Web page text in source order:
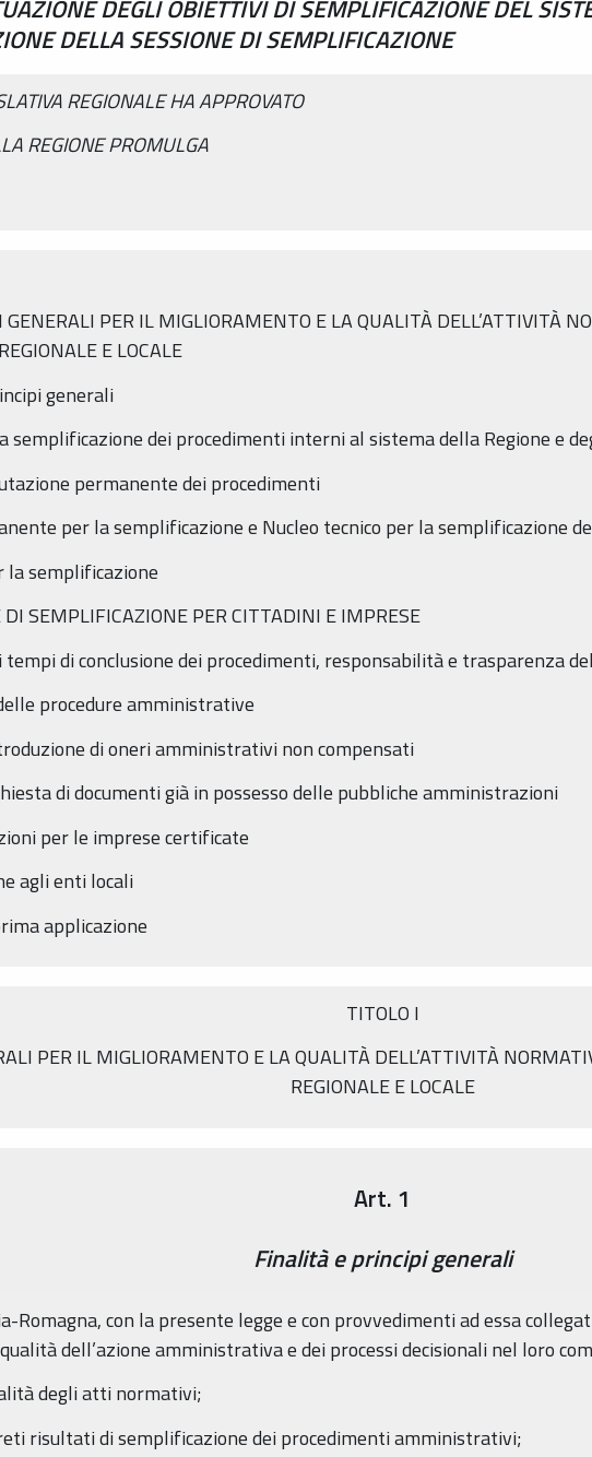
DEGLI OBIETTIVI DI SEMPLIFICAZIONE DEL
DELLA SESSIONE DI SEMPLIFICAZIONE
REGIONALE HA APPROVATO
REGIONE PROMULGA
PER IL MIGLIORAMENTO E LA QUALITÀ DELL’ATTIVITÀ
E LOCALE
generali
semplificazione dei procedimenti interni al sistema della Regione e
permanente dei procedimenti
per la semplificazione e Nucleo tecnico per la semplificazione
la semplificazione
SEMPLIFICAZIONE PER CITTADINI E IMPRESE
di conclusione dei procedimenti, responsabilità e trasparenza
procedure amministrative
di oneri amministrativi non compensati
di documenti già in possesso delle pubbliche amministrazioni
per le imprese certificate
agli enti locali
applicazione
TITOLO I
PER IL MIGLIORAMENTO E LA QUALITÀ DELL’ATTIVITÀ
REGIONALE E LOCALE
Art. 1
Finalità e principi generali
Romagna, con la presente legge e con provvedimenti ad essa
dell’azione amministrativa e dei processi decisionali nel loro
degli atti normativi;
risultati di semplificazione dei procedimenti amministrativi;